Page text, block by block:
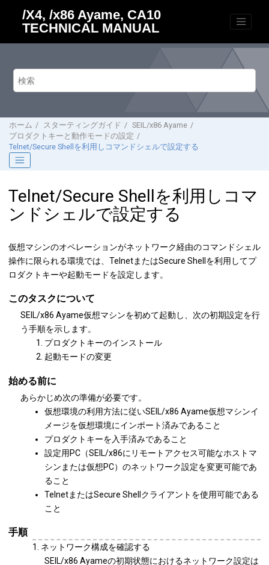
/X4, /x86 Ayame, CA10
TECHNICAL MANUAL
ホーム スターティングガイド
SEIL/x86 Ayame
プロダクトキーと動作モードの設定
Telnet/Secure Shellを利用しコマンドシェルで設定する
Telnet/Secure Shellを利用しコマ
ンドシェルで設定する
仮想マシンのオペレーションがネットワーク経由のコマンドシェル
操作に限られる環境では、TelnetまたはSecure Shellを利用してプ
ロダクトキーや起動モードを設定します。
このタスクについて
SEIL/x86 Ayame仮想マシンを初めて起動し、次の初期設定を行
う手順を示します。
プロダクトキーのインストール
起動モードの変更
始める前に
あらかじめ次の準備が必要です。
仮想環境の利用方法に従いSEIL/x86 Ayame仮想マシンイ
メージを仮想環境にインポート済みであること
プロダクトキーを入手済みであること
設定用PC（SEIL/x86にリモートアクセス可能なホストマ
シンまたは仮想PC）のネットワーク設定を変更可能であ
ること
TelnetまたはSecure Shellクライアントを使用可能である
こと
手順
ネットワーク構成を確認する
SEIL/x86 Ayameの初期状態におけるネットワーク設定は